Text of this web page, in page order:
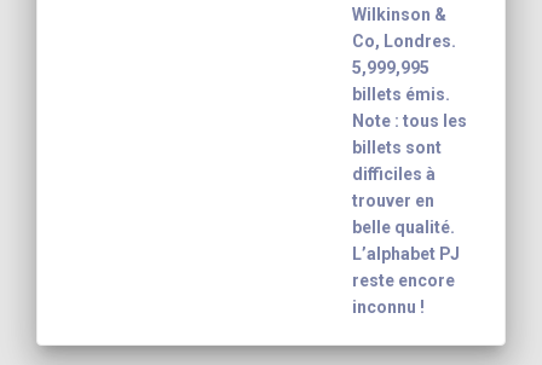
Wilkinson &
Co, Londres.
5,999,995
billets émis.
Note : tous les
billets sont
difficiles à
trouver en
belle qualité.
L’alphabet PJ
reste encore
inconnu !